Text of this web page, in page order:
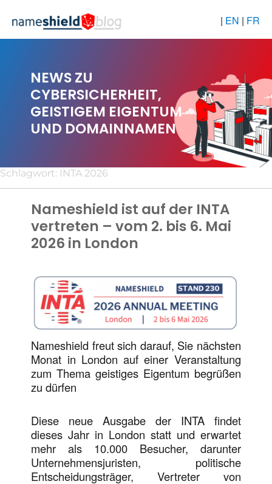
| EN | FR
NEWS ZU
CYBERSICHERHEIT,
GEISTIGEM EIGENTUM
UND DOMAINNAMEN
Schlagwort: INTA 2026
Nameshield ist auf der INTA
vertreten – vom 2. bis 6. Mai
2026 in London
Nameshield freut sich darauf, Sie nächsten
Monat in London auf einer Veranstaltung
zum Thema geistiges Eigentum begrüßen
zu dürfen
Diese neue Ausgabe der INTA findet
dieses Jahr in London statt und erwartet
mehr als 10.000 Besucher, darunter
Unternehmensjuristen, politische
Entscheidungsträger, Vertreter von